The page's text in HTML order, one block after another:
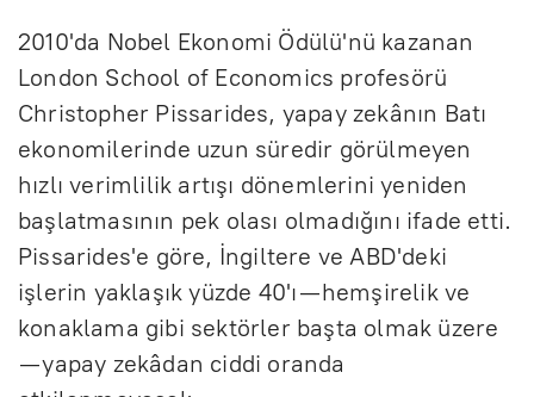
2010'da Nobel Ekonomi Ödülü'nü kazanan
London School of Economics profesörü
Christopher Pissarides, yapay zekânın Batı
ekonomilerinde uzun süredir görülmeyen
hızlı verimlilik artışı dönemlerini yeniden
başlatmasının pek olası olmadığını ifade etti.
Pissarides'e göre, İngiltere ve ABD'deki
işlerin yaklaşık yüzde 40'ı —hemşirelik ve
konaklama gibi sektörler başta olmak üzere
— yapay zekâdan ciddi oranda